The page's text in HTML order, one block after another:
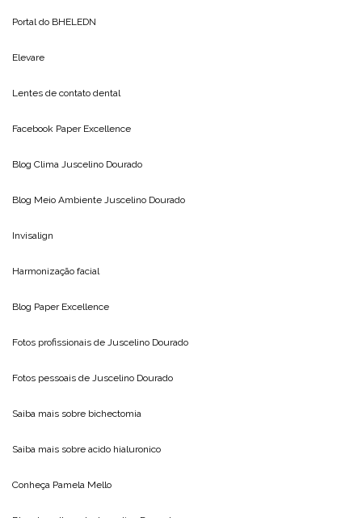
Portal do BHELEDN
Elevare
Lentes de contato dental
Facebook Paper Excellence
Blog Clima Juscelino Dourado
Blog Meio Ambiente Juscelino Dourado
Invisalign
Harmonização facial
Blog Paper Excellence
Fotos profissionais de Juscelino Dourado
Fotos pessoais de Juscelino Dourado
Saiba mais sobre bichectomia
Saiba mais sobre acido hialuronico
Conheça Pamela Mello